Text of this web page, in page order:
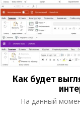
Как будет
На данный момент Microsoft поддерживает 2